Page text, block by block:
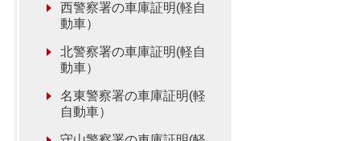
西警察署の車庫証明(軽自
動車）
北警察署の車庫証明(軽自
動車）
名東警察署の車庫証明(軽
自動車）